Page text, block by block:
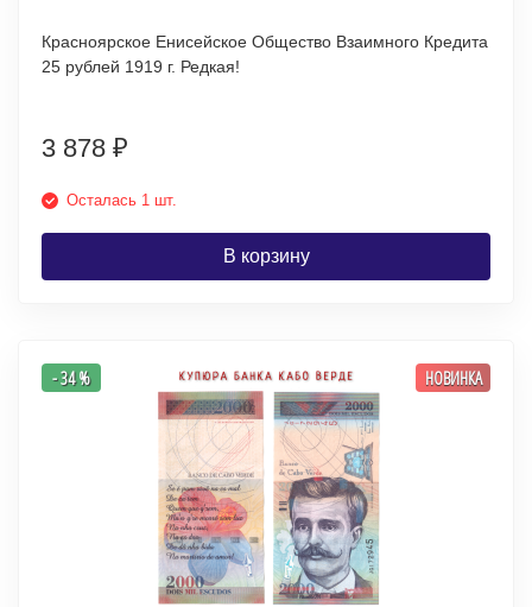
Красноярское Енисейское Общество Взаимного Кредита
25 рублей 1919 г. Редкая!
3 878 ₽
Осталась 1 шт.
В корзину
- 34 % НОВИНКА